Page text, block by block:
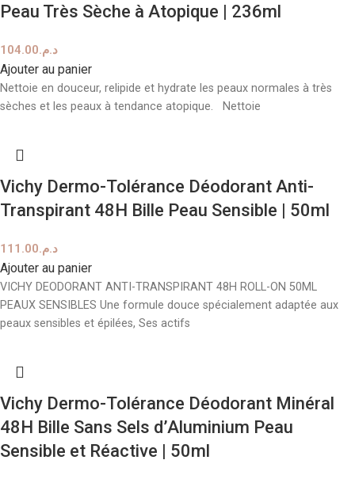
Peau Très Sèche à Atopique | 236ml
د.م.104.00
Ajouter au panier
Nettoie en douceur, relipide et hydrate les peaux normales à très
sèches et les peaux à tendance atopique. Nettoie
Vichy Dermo-Tolérance Déodorant Anti-
Transpirant 48H Bille Peau Sensible | 50ml
د.م.111.00
Ajouter au panier
VICHY DEODORANT ANTI-TRANSPIRANT 48H ROLL-ON 50ML
PEAUX SENSIBLES Une formule douce spécialement adaptée aux
peaux sensibles et épilées, Ses actifs
Vichy Dermo-Tolérance Déodorant Minéral
48H Bille Sans Sels d’Aluminium Peau
Sensible et Réactive | 50ml